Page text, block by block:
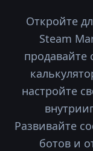
Откройте
Steam
продавайте
настройте
Развивайте
ботов и